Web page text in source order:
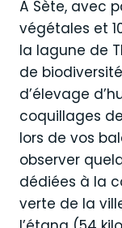
À Sète, avec
végétales et
la lagune de
de
d’élevage
coquillages
lors de vos
observer
dédiées à la
verte de la